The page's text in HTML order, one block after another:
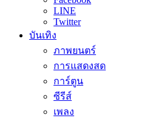
LINE
Twitter
บันเทิง
ภาพยนตร์
การแสดงสด
การ์ตูน
ซีรีส์
เพลง